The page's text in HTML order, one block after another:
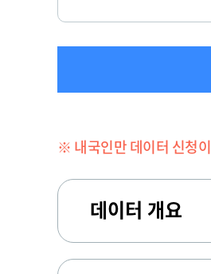
※ 내국인만 데이터 신청
데이터 개요